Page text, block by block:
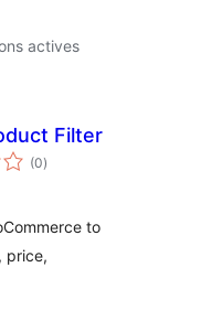
actives
Filter
(0notes
en
)
to
price,